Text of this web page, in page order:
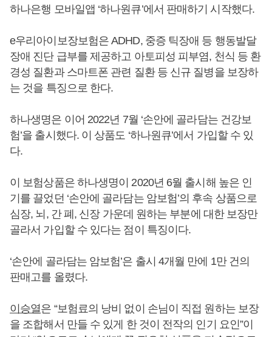
하나은행 모바일앱 ‘하나원큐’에서 판매하기 시작했다.
e우리아이보장보험은 ADHD, 중증 틱장애 등 행동발달
장애 진단 급부를 제공하고 아토피성 피부염, 천식 등 환
경성 질환과 스마트폰 관련 질환 등 신규 질병을 보장하
는 것을 특징으로 한다.
하나생명은 이어 2022년 7월 ‘손안에 골라담는 건강보
험’을 출시했다. 이 상품도 ‘하나원큐’에서 가입할 수 있
다.
이 보험상품은 하나생명이 2020년 6월 출시해 높은 인
기를 끌었던 ‘손안에 골라담는 암보험’의 후속 상품으로
심장, 뇌, 간 폐, 신장 가운데 원하는 부분에 대한 보장만
골라서 가입할 수 있다는 점이 특징이다.
‘손안에 골라담는 암보험’은 출시 4개월 만에 1만 건의
판매고를 올렸다.
이승열은 “보험료의 낭비 없이 손님이 직접 원하는 보장
을 조합해서 만들 수 있게 한 것이 전작의 인기 요인”이